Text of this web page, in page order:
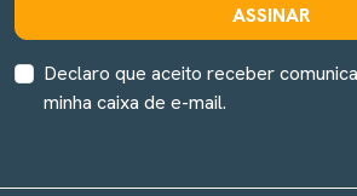
ASSINAR
Declaro que aceito receber
minha caixa de e-mail.